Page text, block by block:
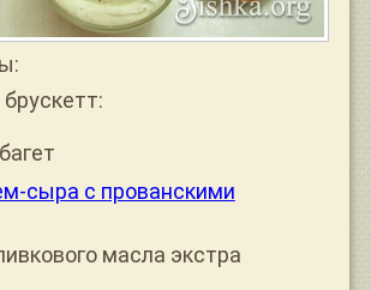
сыра с прованскими
масла экстра